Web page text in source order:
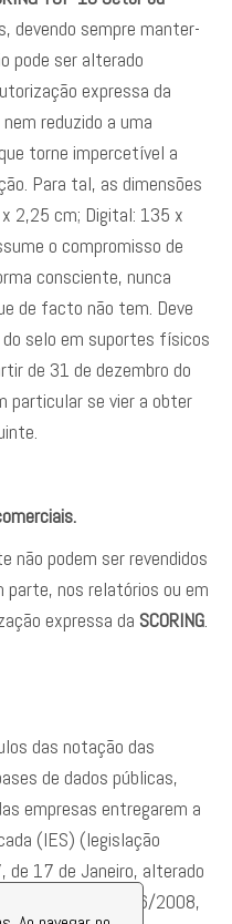
devendo sempre manter-
pode ser alterado
expressa da
reduzido a uma
torne impercetível a
Para tal, as dimensões
2,25 cm; Digital: 135 x
o compromisso de
consciente, nunca
de facto não tem. Deve
selo em suportes físicos
de 31 de dezembro do
particular se vier a obter
não podem ser revendidos
parte, nos relatórios ou em
expressa da SCORING.
das notação das
de dados públicas,
empresas entregarem a
(IES) (legislação
de 17 de Janeiro, alterado
de 16 de abril, 116/2008,